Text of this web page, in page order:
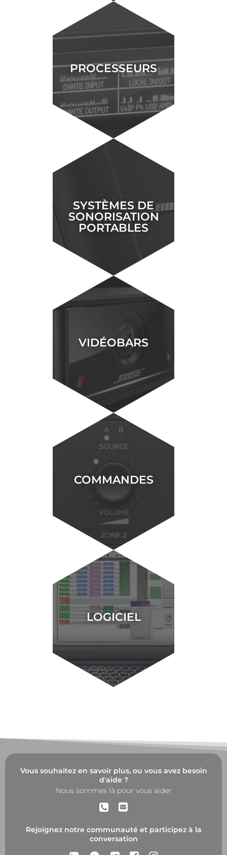
PROCESSEURS
SYSTÈMES DE
SONORISATION
PORTABLES
VIDÉOBARS
COMMANDES
LOGICIEL
Vous souhaitez en savoir plus, ou vous avez besoin
d'aide ?
Nous sommes là pour vous aider
Rejoignez notre communauté et participez à la
conversation